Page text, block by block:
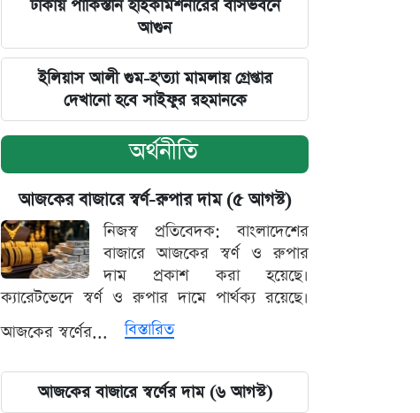
ঢাকায় পাকিস্তান হাইকমিশনারের বাসভবনে
আগুন
ইলিয়াস আলী গুম-হ'ত্যা মামলায় গ্রেপ্তার
দেখানো হবে সাইফুর রহমানকে
অর্থনীতি
আজকের বাজারে স্বর্ণ-রুপার দাম (৫ আগস্ট)
নিজস্ব প্রতিবেদক: বাংলাদেশের
বাজারে আজকের স্বর্ণ ও রুপার
দাম প্রকাশ করা হয়েছে।
ক্যারেটভেদে স্বর্ণ ও রুপার দামে পার্থক্য রয়েছে।
আজকের স্বর্ণের...
বিস্তারিত
আজকের বাজারে স্বর্ণের দাম (৬ আগস্ট)